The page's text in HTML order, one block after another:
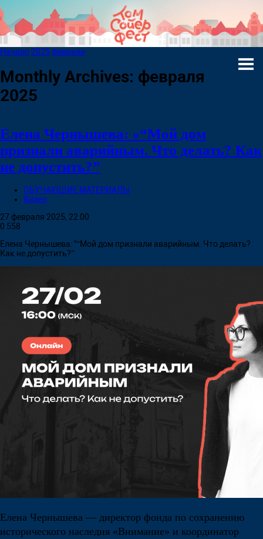
Начало2025февраля
Monthly Archives: февраля
2025
Елена Чернышева: «“Мой дом
признали аварийным. Что делать? Как
не допустить?”
ОБУЧАЮЩИЕ МАТЕРИАЛЫ
Видео
27 февраля 2025, 22:00
0 558
Елена Чернышева: "“Мой дом признали аварийным. Что делать?
Как не допустить?”
Елена Чернышева — директор фонда по сохранению
исторического наследия «Внимание» и координатор